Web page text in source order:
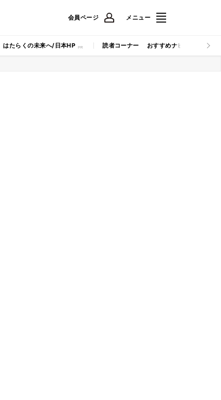
会員ページ メニュー
はたらくの未来へ/日本HP 読者コーナー おすすめナビ マイナビ